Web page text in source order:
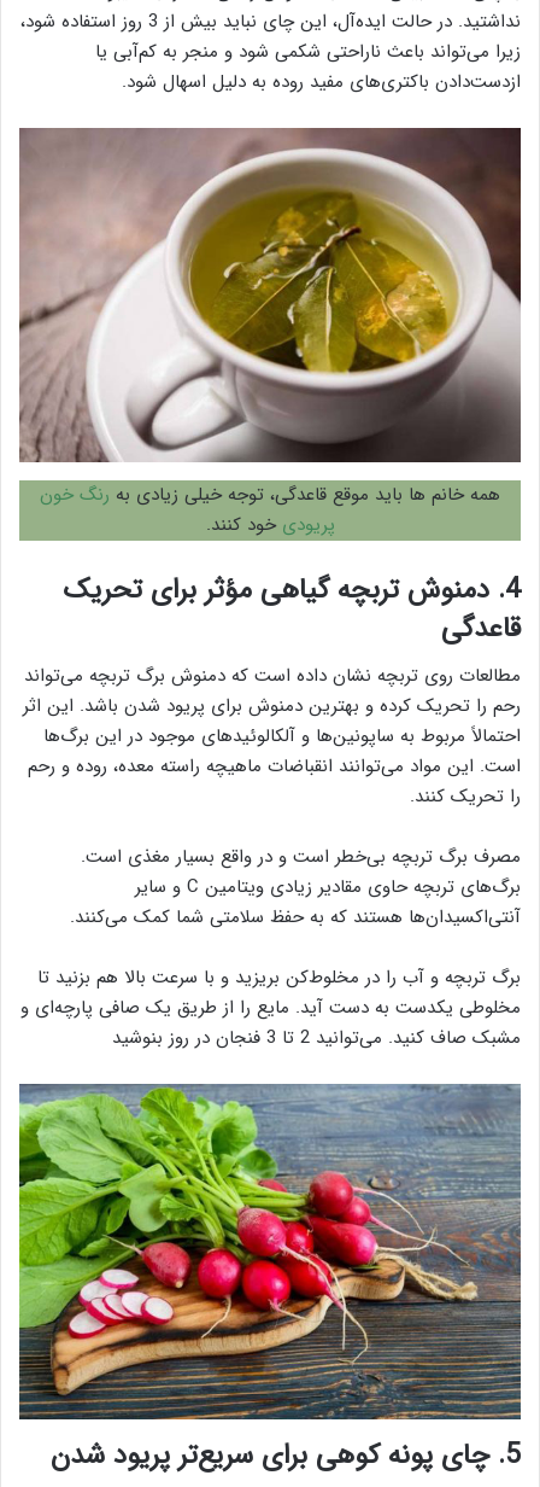
نداشتید. در حالت ایده‌آل، این چای نباید بیش از 3 روز استفاده شود،
زیرا می‌تواند باعث ناراحتی شکمی شود و منجر به کم‌آبی یا
ازدست‌دادن باکتری‌های مفید روده به دلیل اسهال شود.
همه خانم ها باید موقع قاعدگی، توجه خیلی زیادی به رنگ خون
پریودی خود کنند.
4. دمنوش تربچه گیاهی مؤثر برای تحریک
قاعدگی
مطالعات روی تربچه نشان داده است که دمنوش برگ تربچه می‌تواند
رحم را تحریک کرده و بهترین دمنوش برای پریود شدن باشد. این اثر
احتمالاً مربوط به ساپونین‌ها و آلکالوئیدهای موجود در این برگ‌ها
است. این مواد می‌توانند انقباضات ماهیچه راسته معده، روده و رحم
را تحریک کنند.
مصرف برگ تربچه بی‌خطر است و در واقع بسیار مغذی است.
برگ‌های تربچه حاوی مقادیر زیادی ویتامین C و سایر
آنتی‌اکسیدان‌ها هستند که به حفظ سلامتی شما کمک می‌کنند.
برگ تربچه و آب را در مخلوط‌کن بریزید و با سرعت بالا هم بزنید تا
مخلوطی یکدست به دست آید. مایع را از طریق یک صافی پارچه‌ای و
مشبک صاف کنید. می‌توانید 2 تا 3 فنجان در روز بنوشید
5. چای پونه کوهی برای سریع‌تر پریود شدن